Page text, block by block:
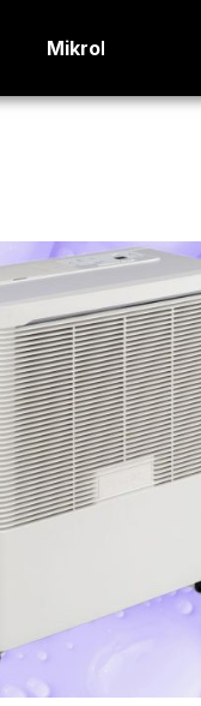
Mikroklimatická
ODVLHČOVAČ
+ OKAMŽITÝ ⟲
101 800 Kč